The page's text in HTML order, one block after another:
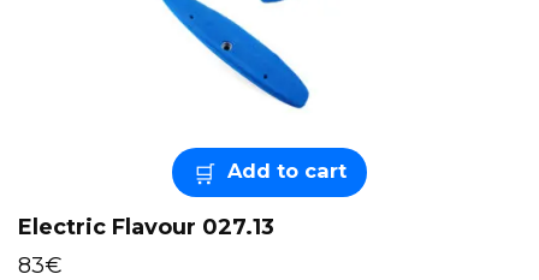
Add to cart
Electric Flavour 027.13
83€